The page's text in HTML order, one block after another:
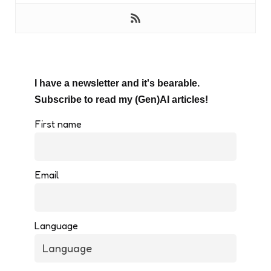
I have a newsletter and it's bearable.
Subscribe to read my (Gen)AI articles!
First name
Email
Language